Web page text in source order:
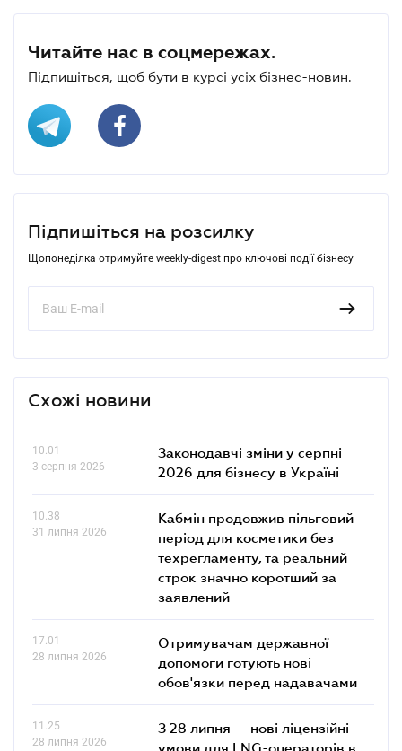
Читайте нас в соцмережах.
Підпишіться, щоб бути в курсі усіх бізнес-новин.
Підпишіться на розсилку
Щопонеділка отримуйте weekly-digest про ключові події бізнесу
Схожі новини
10.01
3 серпня 2026
Законодавчі зміни у серпні
2026 для бізнесу в Україні
10.38
31 липня 2026
Кабмін продовжив пільговий
період для косметики без
техрегламенту, та реальний
строк значно коротший за
заявлений
17.01
28 липня 2026
Отримувачам державної
допомоги готують нові
обов'язки перед надавачами
11.25
28 липня 2026
З 28 липня — нові ліцензійні
умови для LNG-операторів в